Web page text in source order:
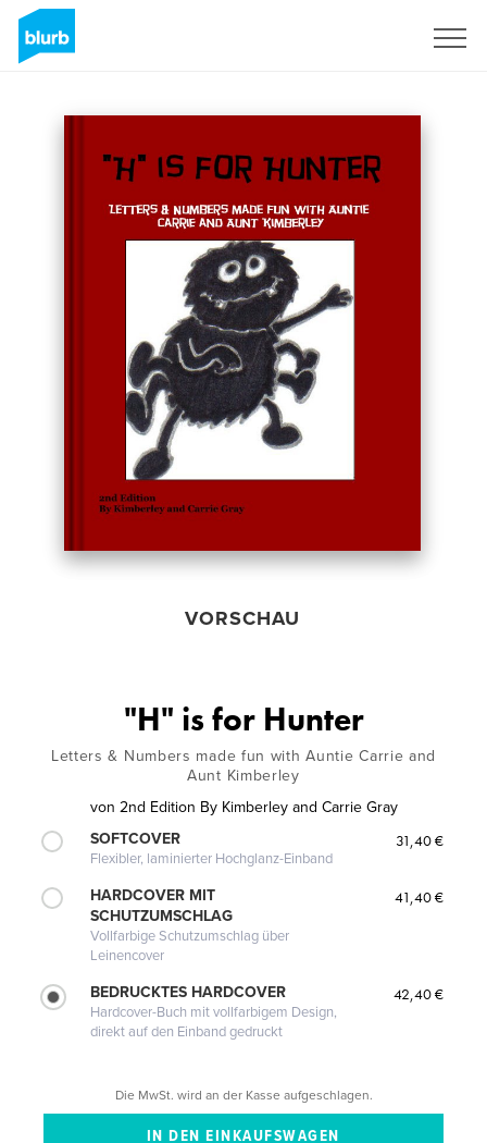
VORSCHAU
"H" is for Hunter
Letters & Numbers made fun with Auntie Carrie and
Aunt Kimberley
von 2nd Edition By Kimberley and Carrie Gray
SOFTCOVER
Flexibler, laminierter Hochglanz-Einband
31,40 €
HARDCOVER MIT
SCHUTZUMSCHLAG
Vollfarbige Schutzumschlag über
Leinencover
41,40 €
BEDRUCKTES HARDCOVER
Hardcover-Buch mit vollfarbigem Design,
direkt auf den Einband gedruckt
42,40 €
Die MwSt. wird an der Kasse aufgeschlagen.